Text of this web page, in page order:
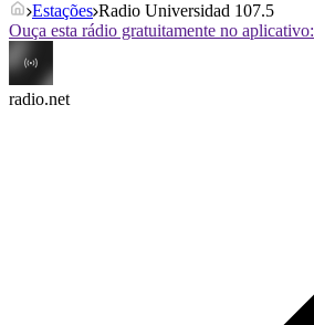
Estações Radio Universidad 107.5
Ouça esta rádio gratuitamente no aplicativo:
radio.net